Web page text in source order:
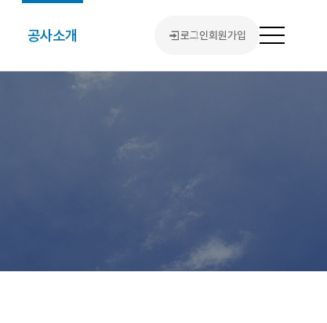
공사소개 로그인회원가입
전
메